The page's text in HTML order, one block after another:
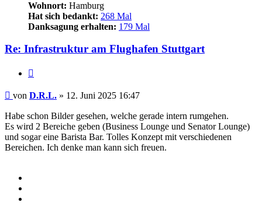
Wohnort: Hamburg
Hat sich bedankt: 268 Mal
Danksagung erhalten: 179 Mal
Re: Infrastruktur am Flughafen Stuttgart
Beitrag
von D.R.L. » 12. Juni 2025 16:47
Habe schon Bilder gesehen, welche gerade intern rumgehen.
Es wird 2 Bereiche geben (Business Lounge und Senator Lounge)
und sogar eine Barista Bar. Tolles Konzept mit verschiedenen
Bereichen. Ich denke man kann sich freuen.